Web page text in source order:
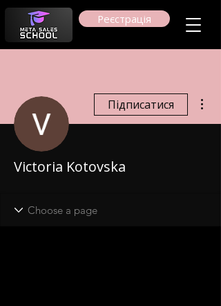
Реєстрація
Підписатися
Victoria Kotovska